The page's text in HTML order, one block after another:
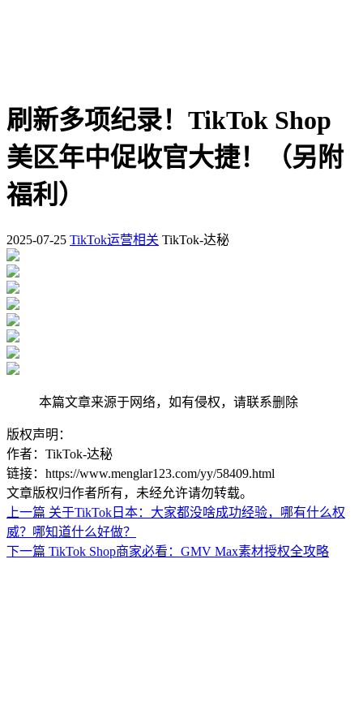
刷新多项纪录！TikTok Shop
美区年中促收官大捷！（另附
福利）
2025-07-25 TikTok运营相关 TikTok-达秘
本篇文章来源于网络，如有侵权，请联系删除
版权声明：
作者：TikTok-达秘
链接：https://www.menglar123.com/yy/58409.html
文章版权归作者所有，未经允许请勿转载。
上一篇 关于TikTok日本：大家都没啥成功经验，哪有什么权
威？哪知道什么好做？
下一篇 TikTok Shop商家必看：GMV Max素材授权全攻略